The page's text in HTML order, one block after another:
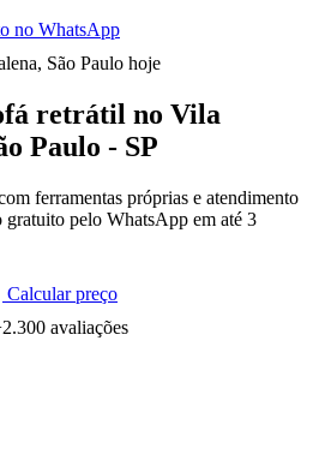
no WhatsApp
São Paulo hoje
retrátil no Vila
Paulo - SP
ferramentas próprias e atendimento
gratuito pelo WhatsApp em até 3
Calcular preço
avaliações